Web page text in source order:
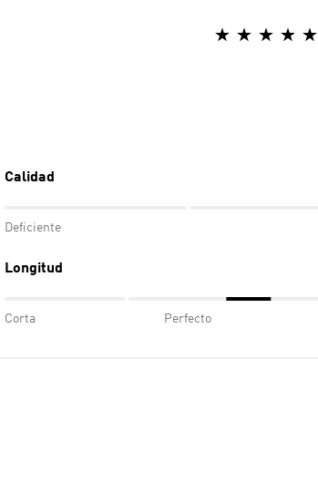
Calidad
Deficiente
Longitud
Corta Perfecto